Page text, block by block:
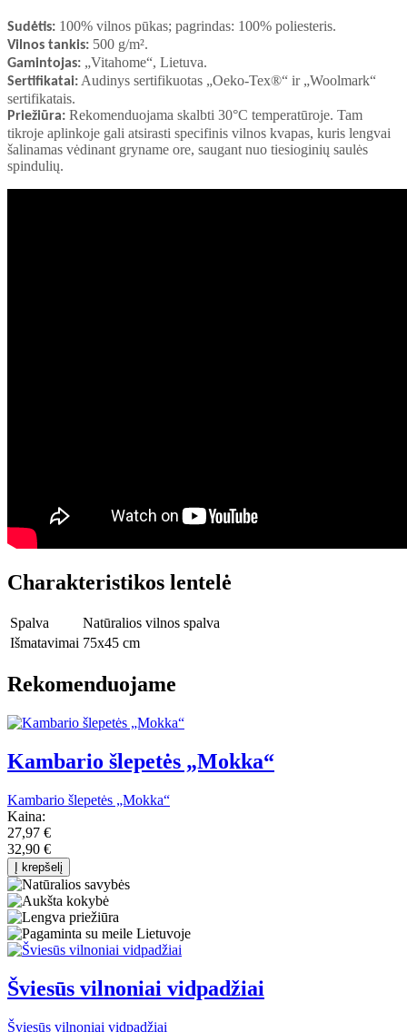
Sudėtis: 100% vilnos pūkas; pagrindas: 100% poliesteris.
Vilnos tankis: 500 g/m².
Gamintojas: „Vitahome“, Lietuva.
Sertifikatai: Audinys sertifikuotas „Oeko-Tex®“ ir „Woolmark“
sertifikatais.
Priežiūra: Rekomenduojama skalbti 30°C temperatūroje. Tam
tikroje aplinkoje gali atsirasti specifinis vilnos kvapas, kuris lengvai
šalinamas vėdinant gryname ore, saugant nuo tiesioginių saulės
spindulių.
Charakteristikos lentelė
Spalva
Natūralios vilnos spalva
Išmatavimai 75x45 cm
Rekomenduojame
Kambario šlepetės „Mokka“
Kambario šlepetės „Mokka“
Kaina:
27,97 €
32,90 €
Į krepšelį
Šviesūs vilnoniai vidpadžiai
Šviesūs vilnoniai vidpadžiai